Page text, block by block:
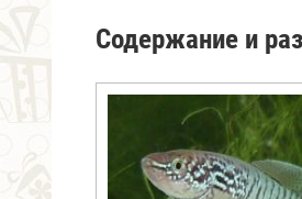
Содержание и